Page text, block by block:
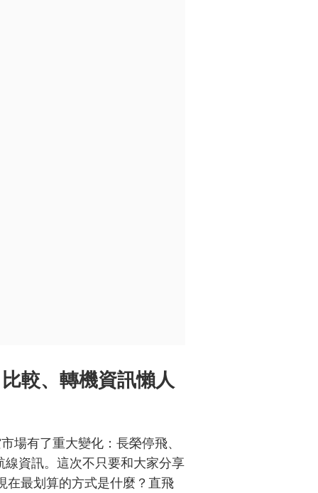
較、轉機資訊懶人
場有了重大變化：長榮停飛、
資訊。這次不只要和大家分享
在最划算的方式是什麼？直飛